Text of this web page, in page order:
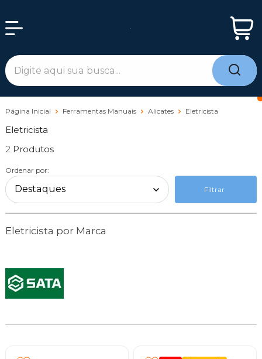
Página Inicial Ferramentas Manuais Alicates Eletricista
Eletricista
2
Ordenar por:
Filtrar
Eletricista por Marca